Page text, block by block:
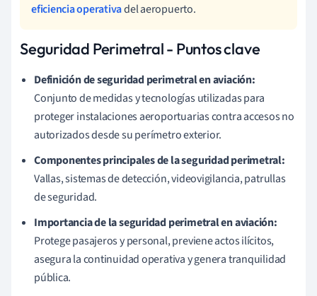
eficiencia operativadel aeropuerto.
Seguridad Perimetral - Puntos clave
Definición de seguridad perimetral en aviación:
Conjunto de medidas y tecnologías utilizadas para
proteger instalaciones aeroportuarias contra accesos no
autorizados desde su perímetro exterior.
Componentes principales de la seguridad perimetral:
Vallas, sistemas de detección, videovigilancia, patrullas
de seguridad.
Importancia de la seguridad perimetral en aviación:
Protege pasajeros y personal, previene actos ilícitos,
asegura la continuidad operativa y genera tranquilidad
pública.